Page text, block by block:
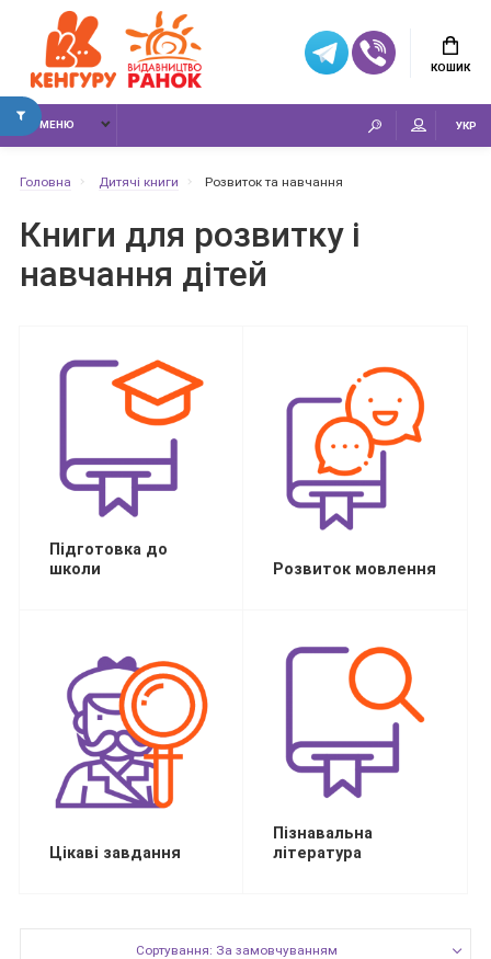
КОШИК
МЕНЮ УКР
Головна Дитячі книги Розвиток та навчання
Книги для розвитку і
навчання дітей
Підготовка до
школи
Розвиток мовлення
Цікаві завдання
Пізнавальна
література
Сортування: За замовчуванням